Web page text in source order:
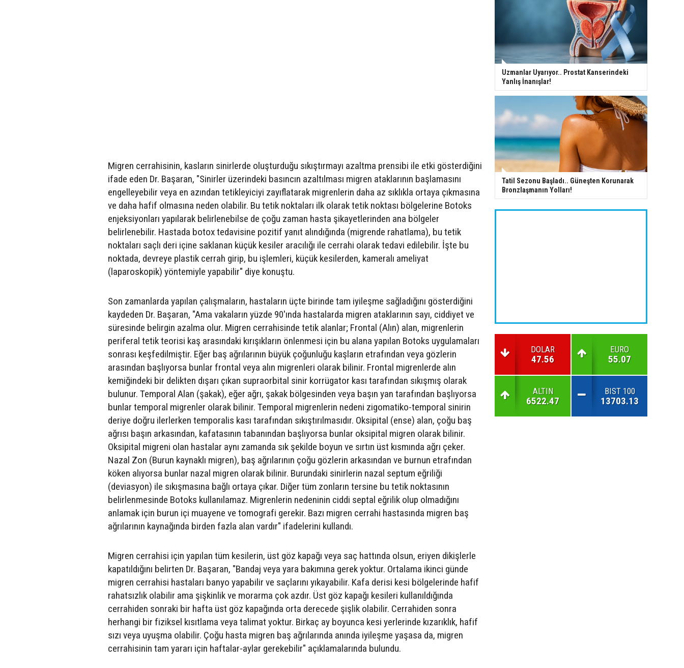
Migren cerrahisinin, kasların sinirlerde oluşturduğu sıkıştırmayı azaltma prensibi ile etki gösterdiğini
ifade eden Dr. Başaran, "Sinirler üzerindeki basıncın azaltılması migren ataklarının başlamasını
engelleyebilir veya en azından tetikleyiciyi zayıflatarak migrenlerin daha az sıklıkla ortaya çıkmasına
ve daha hafif olmasına neden olabilir. Bu tetik noktaları ilk olarak tetik noktası bölgelerine Botoks
enjeksiyonları yapılarak belirlenebilse de çoğu zaman hasta şikayetlerinden ana bölgeler
belirlenebilir. Hastada botox tedavisine pozitif yanıt alındığında (migrende rahatlama), bu tetik
noktaları saçlı deri içine saklanan küçük kesiler aracılığı ile cerrahi olarak tedavi edilebilir. İşte bu
noktada, devreye plastik cerrah girip, bu işlemleri, küçük kesilerden, kameralı ameliyat
(laparoskopik) yöntemiyle yapabilir" diye konuştu.
Son zamanlarda yapılan çalışmaların, hastaların üçte birinde tam iyileşme sağladığını gösterdiğini
kaydeden Dr. Başaran, "Ama vakaların yüzde 90'ında hastalarda migren ataklarının sayı, ciddiyet ve
süresinde belirgin azalma olur. Migren cerrahisinde tetik alanlar; Frontal (Alın) alan, migrenlerin
periferal tetik teorisi kaş arasındaki kırışıkların önlenmesi için bu alana yapılan Botoks uygulamaları
sonrası keşfedilmiştir. Eğer baş ağrılarının büyük çoğunluğu kaşların etrafından veya gözlerin
arasından başlıyorsa bunlar frontal veya alın migrenleri olarak bilinir. Frontal migrenlerde alın
kemiğindeki bir delikten dışarı çıkan supraorbital sinir korrügator kası tarafından sıkışmış olarak
bulunur. Temporal Alan (şakak), eğer ağrı, şakak bölgesinden veya başın yan tarafından başlıyorsa
bunlar temporal migrenler olarak bilinir. Temporal migrenlerin nedeni zigomatiko-temporal sinirin
deriye doğru ilerlerken temporalis kası tarafından sıkıştırılmasıdır. Oksipital (ense) alan, çoğu baş
ağrısı başın arkasından, kafatasının tabanından başlıyorsa bunlar oksipital migren olarak bilinir.
Oksipital migreni olan hastalar aynı zamanda sık şekilde boyun ve sırtın üst kısmında ağrı çeker.
Nazal Zon (Burun kaynaklı migren), baş ağrılarının çoğu gözlerin arkasından ve burnun etrafından
köken alıyorsa bunlar nazal migren olarak bilinir. Burundaki sinirlerin nazal septum eğriliği
(deviasyon) ile sıkışmasına bağlı ortaya çıkar. Diğer tüm zonların tersine bu tetik noktasının
belirlenmesinde Botoks kullanılamaz. Migrenlerin nedeninin ciddi septal eğrilik olup olmadığını
anlamak için burun içi muayene ve tomografi gerekir. Bazı migren cerrahi hastasında migren baş
ağrılarının kaynağında birden fazla alan vardır" ifadelerini kullandı.
Migren cerrahisi için yapılan tüm kesilerin, üst göz kapağı veya saç hattında olsun, eriyen dikişlerle
kapatıldığını belirten Dr. Başaran, "Bandaj veya yara bakımına gerek yoktur. Ortalama ikinci günde
migren cerrahisi hastaları banyo yapabilir ve saçlarını yıkayabilir. Kafa derisi kesi bölgelerinde hafif
rahatsızlık olabilir ama şişkinlik ve morarma çok azdır. Üst göz kapağı kesileri kullanıldığında
cerrahiden sonraki bir hafta üst göz kapağında orta derecede şişlik olabilir. Cerrahiden sonra
herhangi bir fiziksel kısıtlama veya talimat yoktur. Birkaç ay boyunca kesi yerlerinde kızarıklık, hafif
sızı veya uyuşma olabilir. Çoğu hasta migren baş ağrılarında anında iyileşme yaşasa da, migren
cerrahisinin tam yararı için haftalar-aylar gerekebilir" açıklamalarında bulundu.
Uzmanlar Uyarıyor.. Prostat Kanserindeki
Yanlış İnanışlar!
Tatil Sezonu Başladı.. Güneşten Korunarak
Bronzlaşmanın Yolları!
DOLAR
47.56
EURO
55.07
ALTIN
6522.47
BIST 100
13703.13